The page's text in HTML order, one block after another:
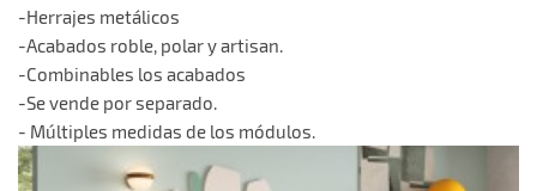
-Herrajes metálicos
-Acabados roble, polar y artisan.
-Combinables los acabados
-Se vende por separado.
- Múltiples medidas de los módulos.